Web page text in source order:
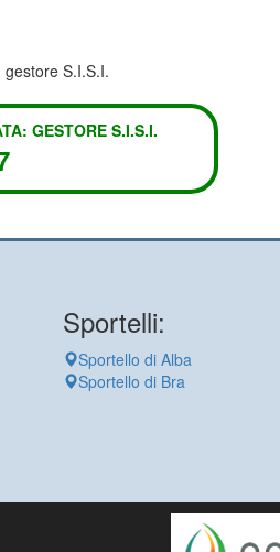
S.I.S.I.
GESTORE S.I.S.I.
Sportelli:
Sportello di Alba
Sportello di Bra